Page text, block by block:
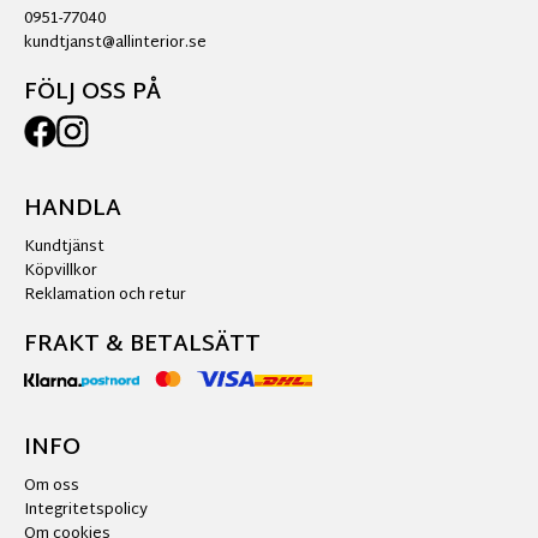
0951-77040
kundtjanst@allinterior.se
FÖLJ OSS PÅ
HANDLA
Kundtjänst
Köpvillkor
Reklamation och retur
FRAKT & BETALSÄTT
INFO
Om oss
Integritetspolicy